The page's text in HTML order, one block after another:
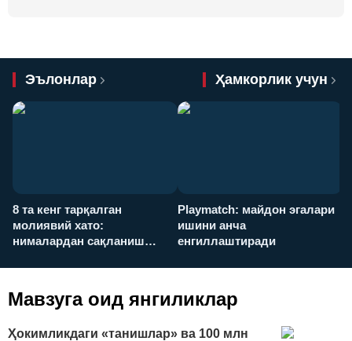
Эълонлар Ҳамкорлик учун
8 та кенг тарқалган
молиявий хато:
нималардан сақланиш
Playmatch: майдон эгалари
ишини анча
енгиллаштиради
Мавзуга оид янгиликлар
Ҳокимликдаги «танишлар» ва 100 млн